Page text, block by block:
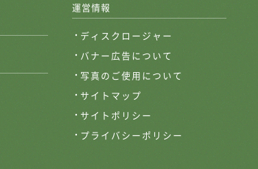
運営情報
ディスクロージャー
バナー広告について
写真のご使用について
サイトマップ
サイトポリシー
プライバシーポリシー